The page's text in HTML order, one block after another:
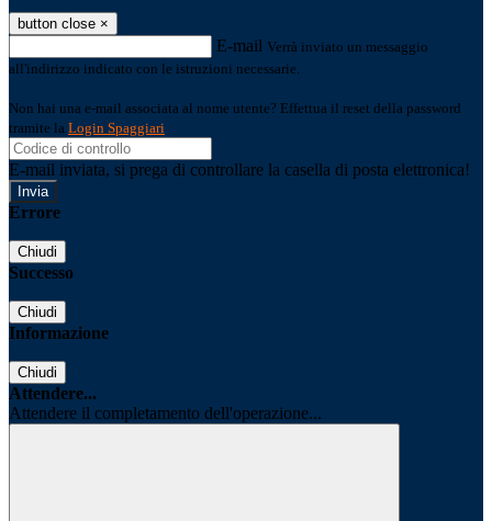
button close ×
E-mail Verrà inviato un messaggio
all'indirizzo indicato con le istruzioni necessarie.
Non hai una e-mail associata al nome utente? Effettua il reset della password
tramite la Login Spaggiari
E-mail inviata, si prega di controllare la casella di posta elettronica!
Errore
Chiudi
Successo
Chiudi
Informazione
Chiudi
Attendere...
Attendere il completamento dell'operazione...